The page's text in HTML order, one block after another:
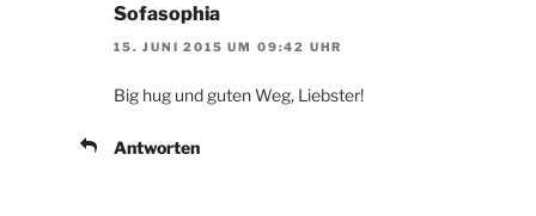
Sofasophia
15. JUNI 2015 UM 09:42 UHR
Big hug und guten Weg, Liebster!
Antworten